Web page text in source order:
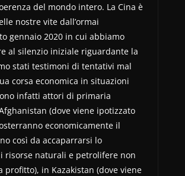
del mondo intero. La Cina è
nostre vite dall’ormai
gennaio 2020 in cui abbiamo
al silenzio iniziale riguardante la
stati testimoni di tentativi mal
corsa economica in situazioni
infatti attori di primaria
(dove viene ipotizzato
economicamente il
così da accaparrarsi lo
risorse naturali e petrolifere non
profitto), in Kazakistan (dove viene